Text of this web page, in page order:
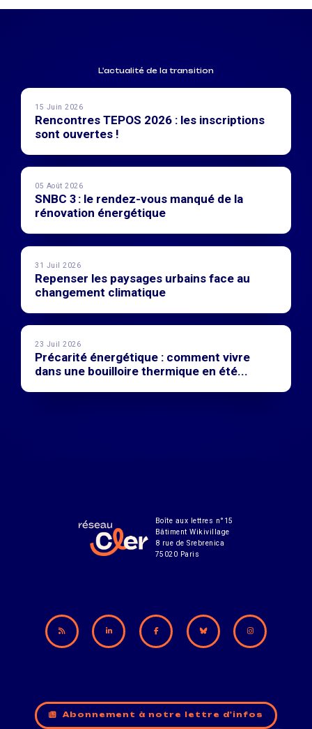
L'actualité de la transition
15 Juin 2026
Rencontres TEPOS 2026 : les inscriptions
sont ouvertes !
05 Août 2026
SNBC 3 : le rendez-vous manqué de la
rénovation énergétique
31 Juil 2026
Repenser les paysages urbains face au
changement climatique
23 Juil 2026
Précarité énergétique : comment vivre
dans une bouilloire thermique en été...
Boîte aux lettres n°15
Bâtiment Wikivillage
8 rue de Srebrenica
75020 Paris
Abonnement à notre lettre d'infos